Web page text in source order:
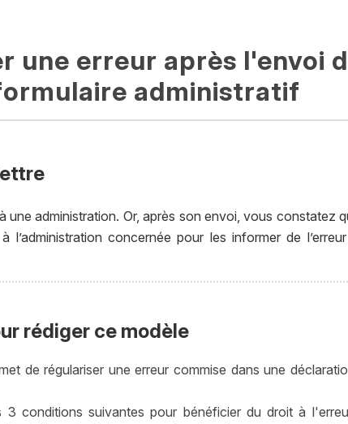
une erreur après l'envoi
administratif
administration. Or, après son envoi, vous constatez
l’administration concernée pour les informer de
rédiger ce modèle
de régulariser une erreur commise dans une
3 conditions suivantes pour bénéficier du droit à